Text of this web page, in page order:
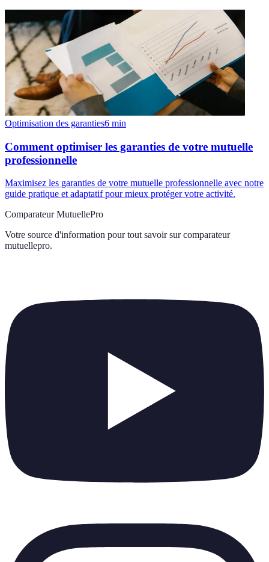
Optimisation des garanties6 min
Comment optimiser les garanties de votre mutuelle
professionnelle
Maximisez les garanties de votre mutuelle professionnelle avec notre
guide pratique et adaptatif pour mieux protéger votre activité.
Comparateur MutuellePro
Votre source d'information pour tout savoir sur comparateur
mutuellepro.